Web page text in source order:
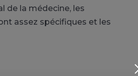
de la médecine, les
assez spécifiques et les